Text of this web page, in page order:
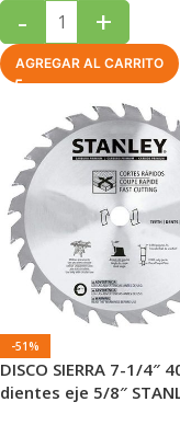
- +
AGREGAR AL CARRITO
-51%
DISCO SIERRA 7-1/4″
dientes eje 5/8″